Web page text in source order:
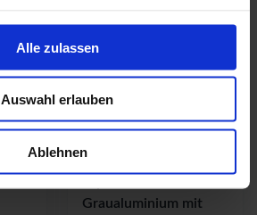
Alle zulassen
Auswahl erlauben
Ablehnen
% UVP Set
Karibu Gartenhaus
Graualuminium mit